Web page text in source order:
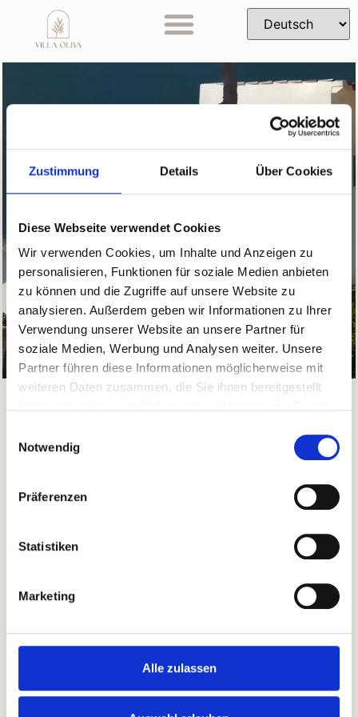
Zustimmung Details Über Cookies
Diese Webseite verwendet Cookies
Wir verwenden Cookies, um Inhalte und Anzeigen zu
personalisieren, Funktionen für soziale Medien anbieten
zu können und die Zugriffe auf unsere Website zu
analysieren. Außerdem geben wir Informationen zu Ihrer
Verwendung unserer Website an unsere Partner für
soziale Medien, Werbung und Analysen weiter. Unsere
Partner führen diese Informationen möglicherweise mit
weiteren Daten zusammen, die Sie ihnen bereitgestellt
Notwendig
Präferenzen
Statistiken
Marketing
Alle zulassen
IHR KONTAKT ZU UNS
KONTAKT
WEITERE FRAGEN?
Kontaktieren Sie uns ganz unverbindlich.